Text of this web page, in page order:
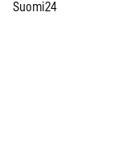
Suomi24